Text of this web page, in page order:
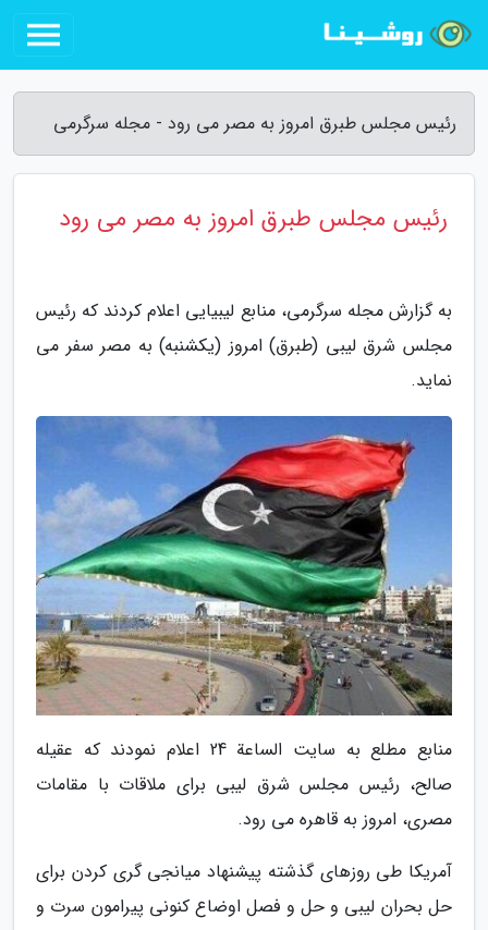
رئیس مجلس طبرق امروز به مصر می رود - مجله سرگرمی
رئیس مجلس طبرق امروز به مصر می رود
به گزارش مجله سرگرمی، منابع لیبیایی اعلام کردند که رئیس
مجلس شرق لیبی (طبرق) امروز (یکشنبه) به مصر سفر می
نماید.
منابع مطلع به سایت الساعة 24 اعلام نمودند که عقیله
صالح، رئیس مجلس شرق لیبی برای ملاقات با مقامات
مصری، امروز به قاهره می رود.
آمریکا طی روزهای گذشته پیشنهاد میانجی گری کردن برای
حل بحران لیبی و حل و فصل اوضاع کنونی پیرامون سرت و